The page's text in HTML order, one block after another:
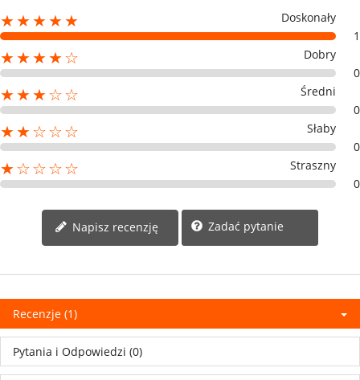
★★★★★
Doskonały
1
★★★★☆
Dobry
0
★★★☆☆
Średni
0
★★☆☆☆
Słaby
0
★☆☆☆☆
Straszny
0
Napisz recenzję Zadać pytanie
Recenzje (1)
Pytania i Odpowiedzi (0)